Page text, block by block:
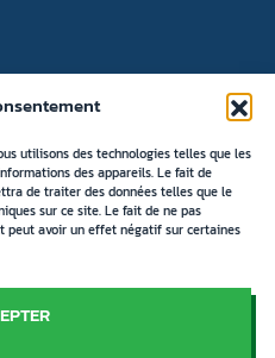
utilisons des technologies telles que les
des appareils. Le fait de
de traiter des données telles que le
sur ce site. Le fait de ne pas
peut avoir un effet négatif sur certaines